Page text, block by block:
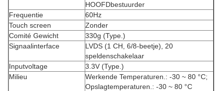
HOOFDbestuurder
Frequentie
60Hz
Touch screen
Zonder
Comité Gewicht
330g (Type.)
Signaalinterface
LVDS (1 CH, 6/8-beetje), 20
speldenschakelaar
Inputvoltage
3.3V (Type.)
Milieu
Werkende Temperaturen.: -30 ~ 80 °C;
Opslagtemperaturen.: -30 ~ 80 °C